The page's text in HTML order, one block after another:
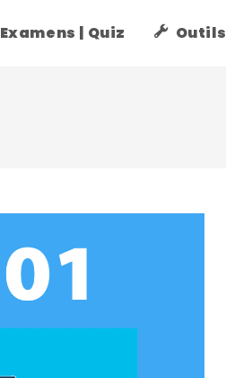
Examens | Quiz Outils